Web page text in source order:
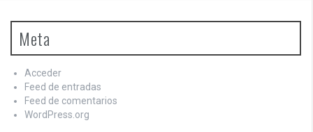
Meta
Acceder
Feed de entradas
Feed de comentarios
WordPress.org